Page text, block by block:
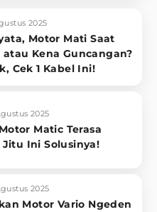
2025
Motor Mati Saat
Kena Guncangan?
Cek 1 Kabel Ini!
2025
Matic Terasa
Jitu Ini Solusinya!
2025
Motor Vario Ngeden